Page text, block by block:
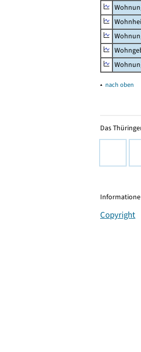
▴ nach oben
Das
Copyright